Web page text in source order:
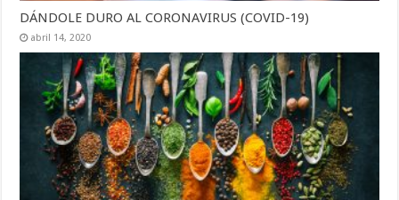
DÁNDOLE DURO AL CORONAVIRUS (COVID-19)
abril 14, 2020